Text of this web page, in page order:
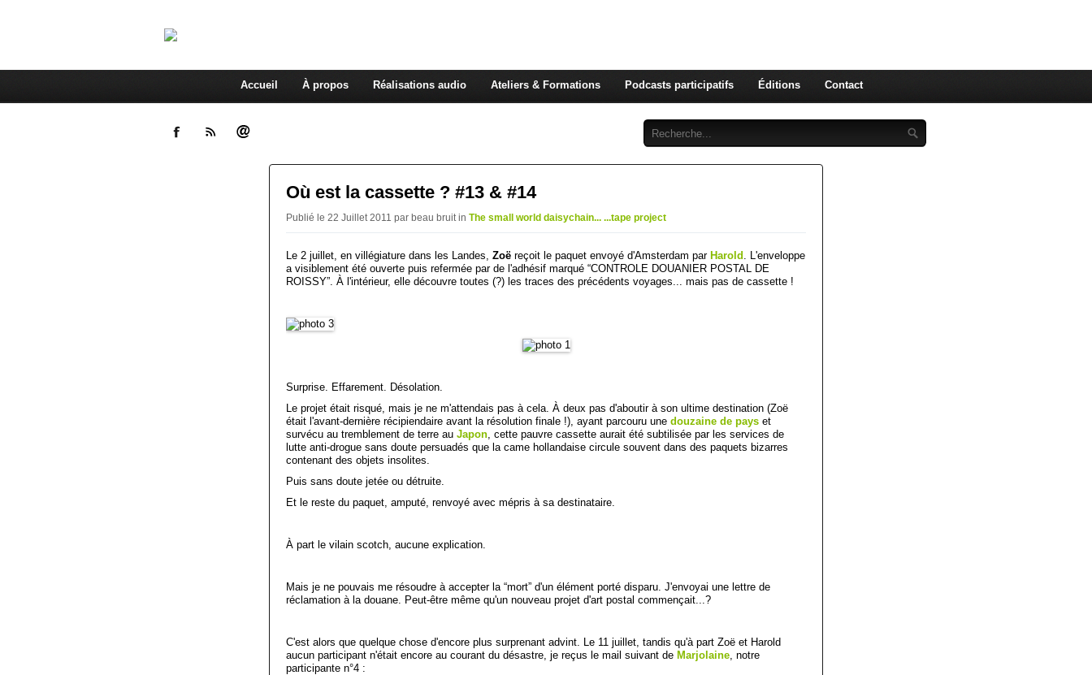
Accueil À propos Réalisations audio Ateliers & Formations Podcasts participatifs Éditions Contact
Où est la cassette ? #13 & #14
Publié le 22 Juillet 2011 par beau bruit in The small world daisychain... ...tape project
Le 2 juillet, en villégiature dans les Landes, Zoë reçoit le paquet envoyé d'Amsterdam par Harold . L'enveloppe
a visiblement été ouverte puis refermée par de l'adhésif marqué “CONTROLE DOUANIER POSTAL DE
ROISSY”. À l'intérieur, elle découvre toutes (?) les traces des précédents voyages... mais pas de cassette !
Surprise. Effarement. Désolation.
Le projet était risqué, mais je ne m'attendais pas à cela. À deux pas d'aboutir à son ultime destination (Zoë
était l'avant-dernière récipiendaire avant la résolution finale !), ayant parcouru une douzaine de pays et
survécu au tremblement de terre au Japon, cette pauvre cassette aurait été subtilisée par les services de
lutte anti-drogue sans doute persuadés que la came hollandaise circule souvent dans des paquets bizarres
contenant des objets insolites.
Puis sans doute jetée ou détruite.
Et le reste du paquet, amputé, renvoyé avec mépris à sa destinataire.
À part le vilain scotch, aucune explication.
Mais je ne pouvais me résoudre à accepter la “mort” d'un élément porté disparu. J'envoyai une lettre de
réclamation à la douane. Peut-être même qu'un nouveau projet d'art postal commençait...?
C'est alors que quelque chose d'encore plus surprenant advint. Le 11 juillet, tandis qu'à part Zoë et Harold
aucun participant n'était encore au courant du désastre, je reçus le mail suivant de Marjolaine, notre
participante n°4 :